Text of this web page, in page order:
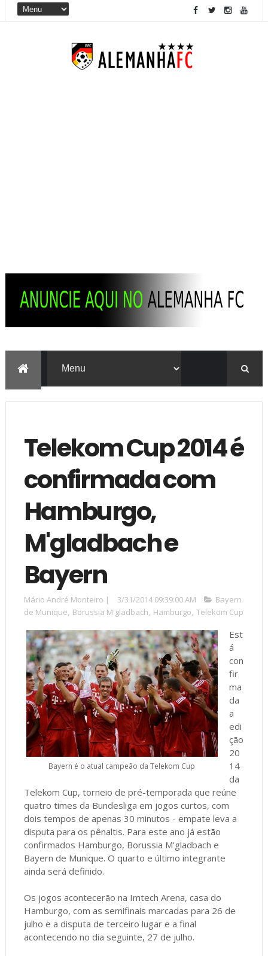
Telekom Cup 2014 é
confirmada com
Hamburgo,
M'gladbach e
Bayern
Mário André Monteiro | 3/31/2014 09:39:00 AM
Bayern
de Munique, Borussia M'gladbach, Hamburgo, Telekom Cup
Bayern é o atual campeão da Telekom Cup
Est
á
con
fir
ma
da
a
edi
ção
20
14
da
Telekom Cup, torneio de pré-temporada que reúne
quatro times da Bundesliga em jogos curtos, com
dois tempos de apenas 30 minutos - empate leva a
disputa para os pênaltis. Para este ano já estão
confirmados Hamburgo, Borussia M'gladbach e
Bayern de Munique. O quarto e último integrante
ainda será definido.
Os jogos acontecerão na Imtech Arena, casa do
Hamburgo, com as semifinais marcadas para 26 de
julho e a disputa de terceiro lugar e a final
acontecendo no dia seguinte, 27 de julho.